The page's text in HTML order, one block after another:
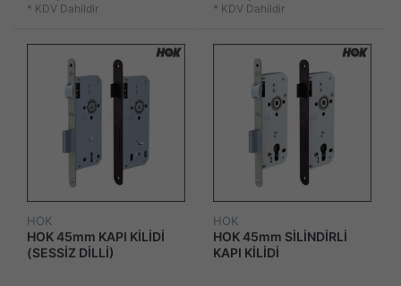
* KDV Dahildir * KDV Dahildir
HOK
HOK 45mm KAPI KİLİDİ
(SESSİZ DİLLİ)
HOK
HOK 45mm SİLİNDİRLİ
KAPI KİLİDİ